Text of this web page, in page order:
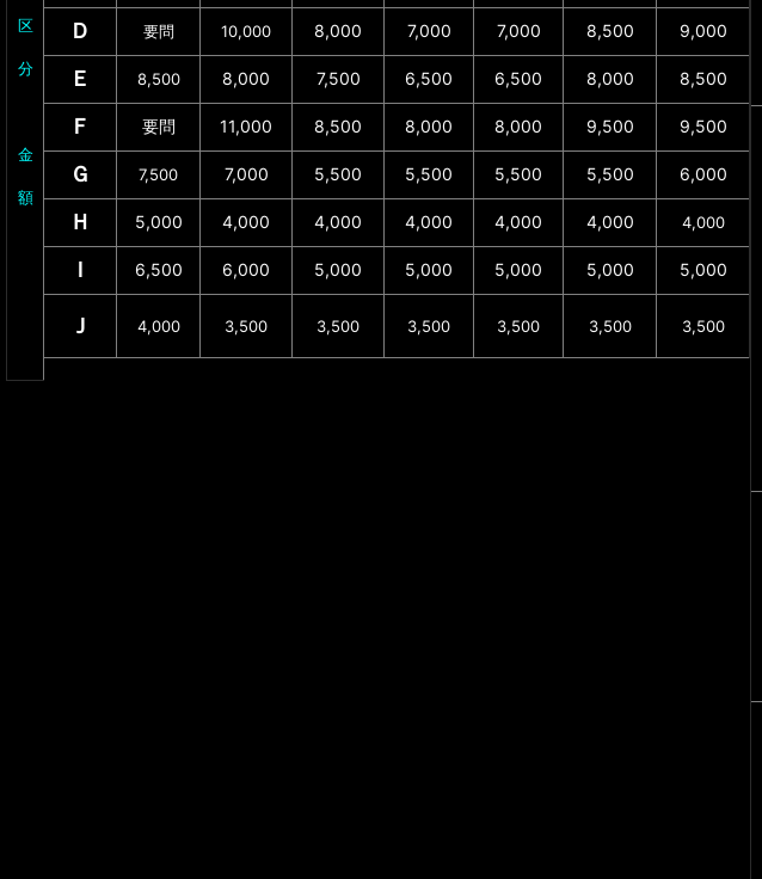
区
分
金
額
Ｄ 要問 10,000 8,000 7,000 7,000 8,500 9,000
Ｅ 8,500 8,000 7,500 6,500 6,500 8,000 8,500
Ｆ 要問 11,000 8,500 8,000 8,000 9,500 9,500
Ｇ 7,500 7,000 5,500 5,500 5,500 5,500 6,000
Ｈ 5,000 4,000 4,000 4,000 4,000 4,000 4,000
Ｉ 6,500 6,000 5,000 5,000 5,000 5,000 5,000
Ｊ 4,000 3,500 3,500 3,500 3,500 3,500 3,500